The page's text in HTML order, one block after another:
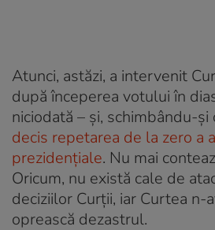
Atunci, astăzi, a intervenit
după începerea votului în
niciodată – şi, schimbându-şi
decis repetarea de la zero a
prezidenţiale. Nu mai
Oricum, nu există cale de
deciziilor Curţii, iar Curtea n-
oprească dezastrul.